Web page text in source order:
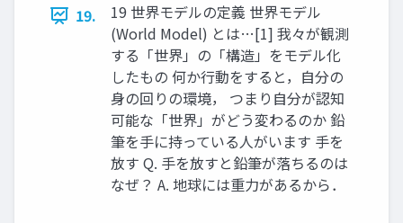
19.
19 世界モデルの定義 世界モデル
(World Model) とは…[1] 我々が観測
する「世界」の「構造」をモデル化
したもの 何か行動をすると，自分の
身の回りの環境， つまり自分が認知
可能な「世界」がどう変わるのか 鉛
筆を手に持っている人がいます 手を
放す Q. 手を放すと鉛筆が落ちるのは
なぜ？ A. 地球には重力があるから．